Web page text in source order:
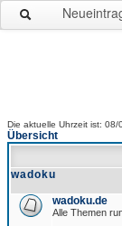
Die aktuelle Uhrzeit ist:
Übersicht
wadoku
wadoku.de
Alle Themen